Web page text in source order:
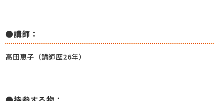
●講師：
高田恵子（講師歴26年）